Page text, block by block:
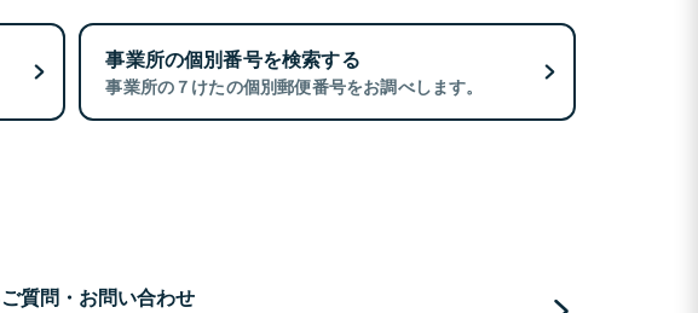
事業所の個別番号を検索する
事業所の７けたの個別郵便番号をお調べします。
質問・お問い合わせ